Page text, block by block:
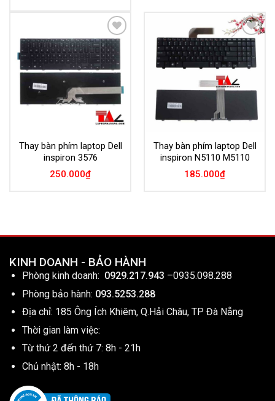
Add to
Wishlist
Thay bàn phím laptop Dell
inspiron 3576
250.000₫
Add to
Wishlist
Thay bàn phím laptop Dell
inspiron N5110 M5110
185.000₫
KINH DOANH - BẢO HÀNH
Phòng kinh doanh: 0929.217.943 –0935.098.288
Phòng bảo hành: 093.5253.288
Địa chỉ: 185 Ông Ích Khiêm, Q.Hải Châu, TP Đà Nẵng
Thời gian làm việc:
Từ thứ 2 đến thứ 7: 8h - 21h
Chủ nhật: 8h - 18h